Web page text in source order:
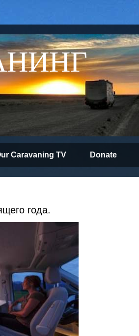
Caravaning TV Donate
года.